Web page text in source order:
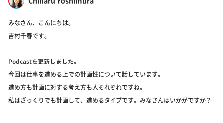
みなさん、こんにちは。
吉村千春です。
Podcastを更新しました。
今回は仕事を進める上での計画性について話しています。
進め方も計画に対する考え方も人それぞれですね。
私はざっくりでも計画して、進めるタイプです。みなさんはいかがですか？